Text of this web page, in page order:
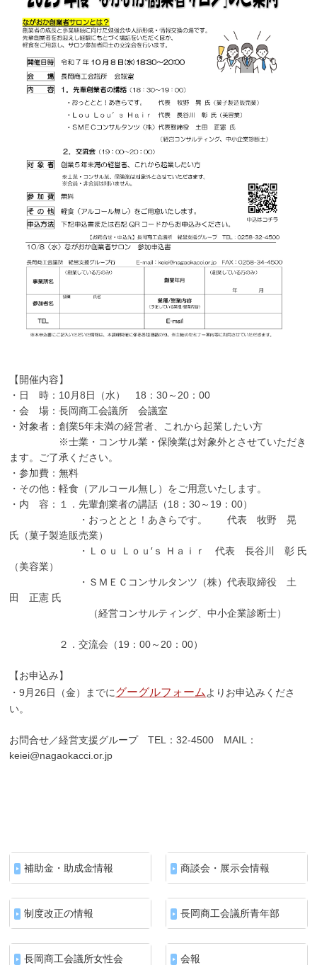
【開催内容】
・日 時：10月8日（水） 18：30～20：00
・会 場：長岡商工会議所 会議室
・対象者：創業5年未満の経営者、これから起業したい方
※士業・コンサル業・保険業は対象外とさせていただき
ます。ご了承ください。
・参加費：無料
・その他：軽食（アルコール無し）をご用意いたします。
・内 容：１．先輩創業者の講話（18：30～19：00）
・おっととと！あきらです。 代表 牧野 晃
氏（菓子製造販売業）
・Ｌｏｕ Ｌｏｕ′ｓ Ｈａｉｒ 代表 長谷川 彰 氏
（美容業）
・ＳＭＥＣコンサルタンツ（株）代表取締役 土
田 正憲 氏
（経営コンサルティング、中小企業診断士）
２．交流会（19：00～20：00）
【お申込み】
・9月26日（金）までにグーグルフォーム よりお申込みくださ
い。
お問合せ／経営支援グループ TEL：32-4500 MAIL：
keiei@nagaokacci.or.jp
補助金・助成金情報 商談会・展示会情報
制度改正の情報 長岡商工会議所青年部
長岡商工会議所女性会 会報